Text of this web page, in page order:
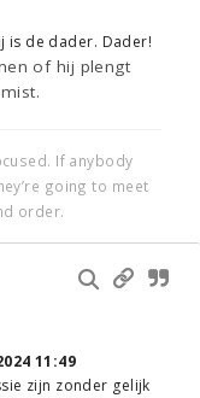
is de dader. Dader!
of hij plengt
If anybody
going to meet
order.
11:49
zijn zonder gelijk